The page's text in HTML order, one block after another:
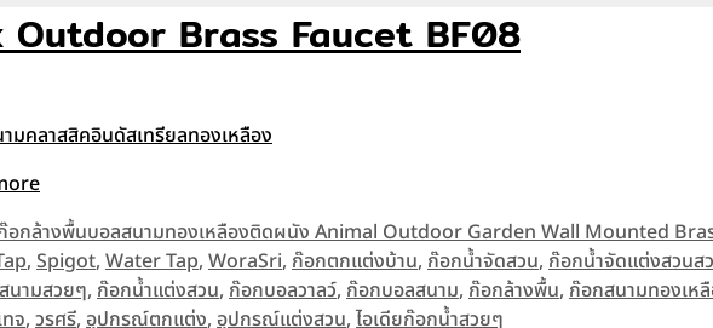
Outdoor Brass Faucet BF08
อกล้างพื้นบอลสนามทองเหลืองติดผนัง Animal Outdoor Garden Wall Mounted
, Spigot, Water Tap, WoraSri, ก๊อกตกแต่งบ้าน, ก๊อกน้ำจัดสวน, ก๊อกน้ำจัดแต่งสวนส
นามสวยๆ, ก๊อกน้ำแต่งสวน, ก๊อกบอลวาลว์, ก๊อกบอลสนาม, ก๊อกล้างพื้น, ก๊อกสนามทองเห
จ, วรศรี, อุปกรณ์ตกแต่ง, อุปกรณ์แต่งสวน, ไอเดียก๊อกน้ำสวยๆ